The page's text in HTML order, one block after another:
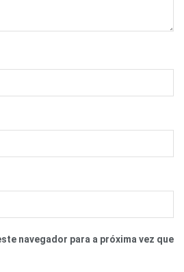
navegador para a próxima vez que